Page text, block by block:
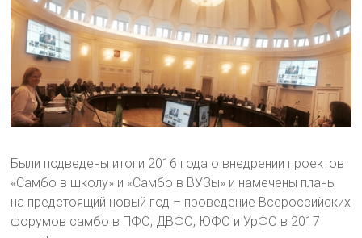
Были подведены итоги 2016 года о внедрении проектов
«Самбо в школу» и «Самбо в ВУЗы» и намечены планы
на предстоящий новый год – проведение Всероссийских
форумов самбо в ПФО, ДВФО, ЮФО и УрФО в 2017